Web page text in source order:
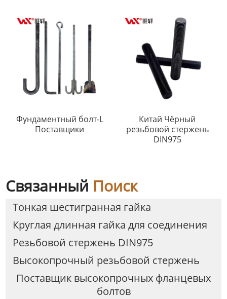
Фундаментный болт-L
Поставщики
Китай Чёрный
резьбовой стержень
DIN975
Связанный Поиск
Тонкая шестигранная гайка
Круглая длинная гайка для соединения
Резьбовой стержень DIN975
Высокопрочный резьбовой стержень
Поставщик высокопрочных фланцевых
болтов